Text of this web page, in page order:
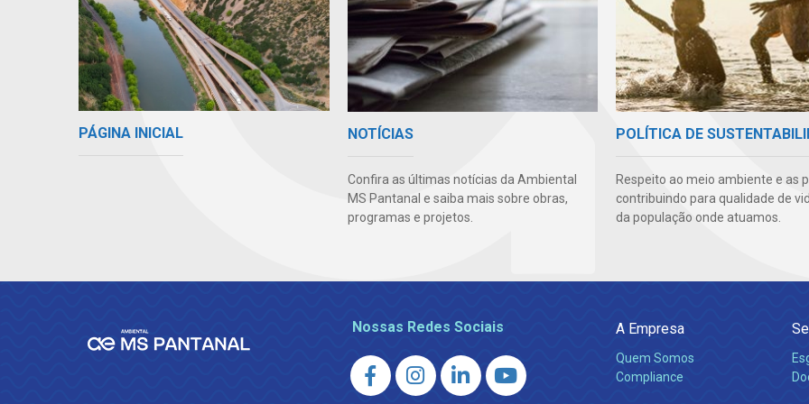
PÁGINA INICIAL NOTÍCIAS
Confira as últimas notícias da Ambiental
MS Pantanal e saiba mais sobre obras,
programas e projetos.
POLÍTICA DE
Respeito ao meio ambiente e as
contribuindo para qualidade de
da população onde atuamos.
Nossas Redes Sociais A Empresa
Quem Somos
Compliance